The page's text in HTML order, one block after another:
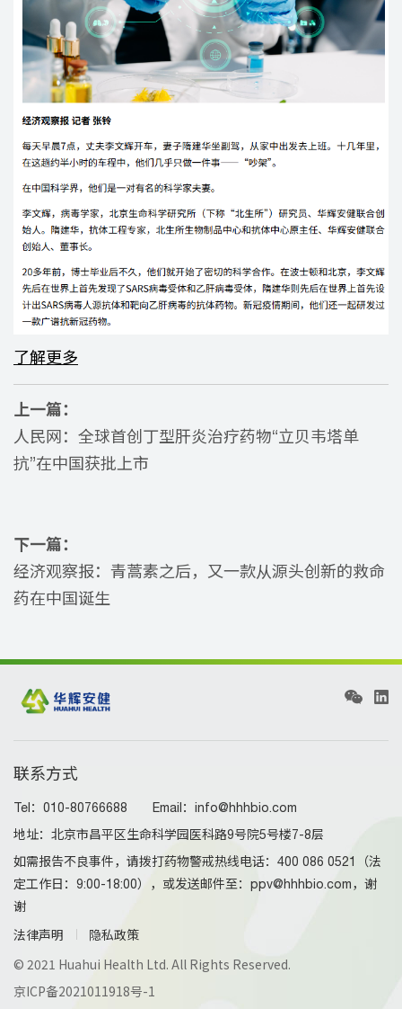
了解更多
上一篇：
人民网：全球首创丁型肝炎治疗药物“立贝韦塔单
抗”在中国获批上市
下一篇：
经济观察报：青蒿素之后，又一款从源头创新的救命
药在中国诞生
联系方式
Tel：010-80766688 Email：info@hhhbio.com
地址：北京市昌平区生命科学园医科路9号院5号楼7-8层
如需报告不良事件，请拨打药物警戒热线电话：400 086 0521（法
定工作日：9:00-18:00），或发送邮件至：ppv@hhhbio.com，谢
谢
法律声明
隐私政策
© 2021 Huahui Health Ltd. All Rights Reserved.
京ICP备2021011918号-1